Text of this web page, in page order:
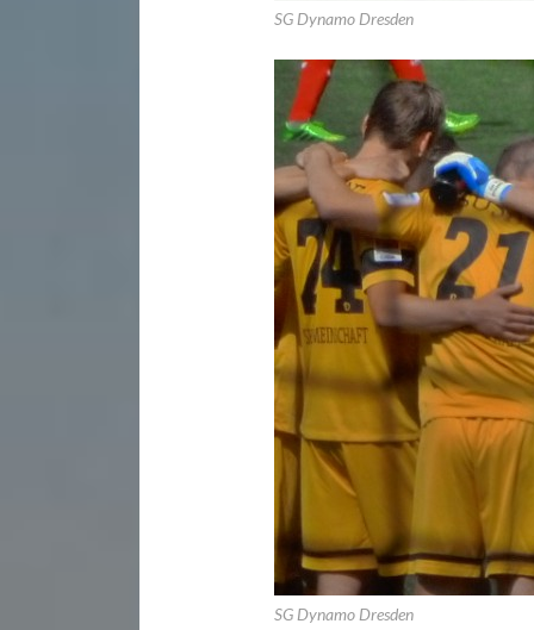
SG Dynamo Dresden
SG Dynamo Dresden